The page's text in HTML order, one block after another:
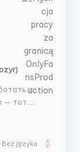
с
— тот
Bez języka